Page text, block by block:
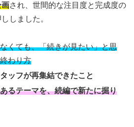
画され、世間的な注目度と完成度の
しました。
くても、「続きが見たい」と思
わり方
ッフが再集結できたこと
るテーマを、続編で新たに掘り